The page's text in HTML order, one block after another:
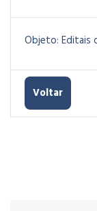
Objeto: Editais
Voltar